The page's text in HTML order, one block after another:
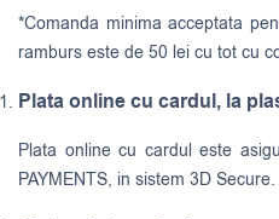
*Comanda minima acceptata
ramburs este de 50 lei cu tot cu
Plata online cu cardul, la
Plata online cu cardul este
PAYMENTS, in sistem 3D Secure.